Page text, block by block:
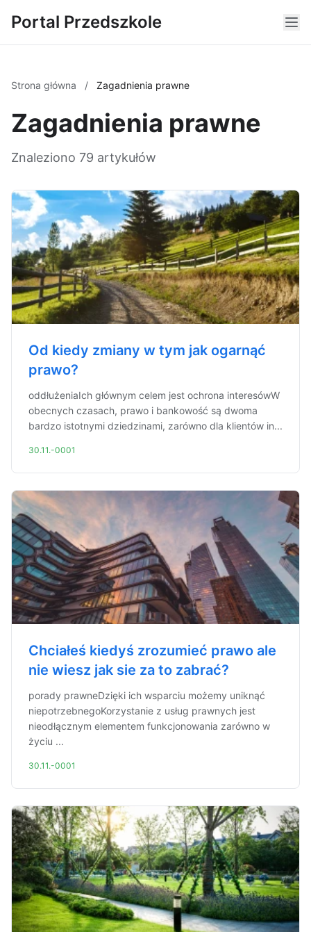
Portal Przedszkole
Strona główna / Zagadnienia prawne
Zagadnienia prawne
Znaleziono 79 artykułów
Od kiedy zmiany w tym jak ogarnąć
prawo?
oddłużeniaIch głównym celem jest ochrona interesówW
obecnych czasach, prawo i bankowość są dwoma
bardzo istotnymi dziedzinami, zarówno dla klientów in...
30.11.-0001
Chciałeś kiedyś zrozumieć prawo ale
nie wiesz jak sie za to zabrać?
porady prawneDzięki ich wsparciu możemy uniknąć
niepotrzebnegoKorzystanie z usług prawnych jest
nieodłącznym elementem funkcjonowania zarówno w
życiu ...
30.11.-0001